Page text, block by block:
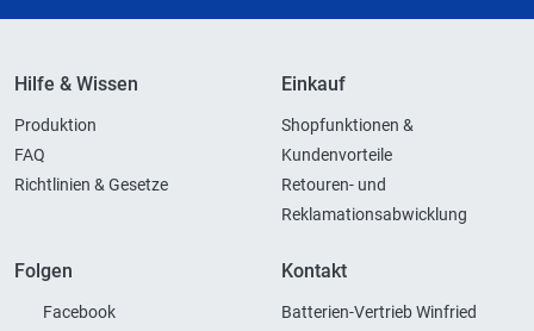
Hilfe & Wissen
Produktion
FAQ
Richtlinien & Gesetze
Einkauf
Shopfunktionen &
Kundenvorteile
Retouren- und
Reklamationsabwicklung
Folgen
Facebook
Kontakt
Batterien-Vertrieb Winfried